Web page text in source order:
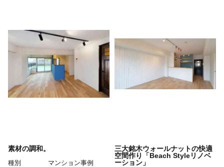
素材の調和。
種別
マンション事例
三大銘木ウォールナットの快適
空間作り「Beach Styleリノベ
ーション」